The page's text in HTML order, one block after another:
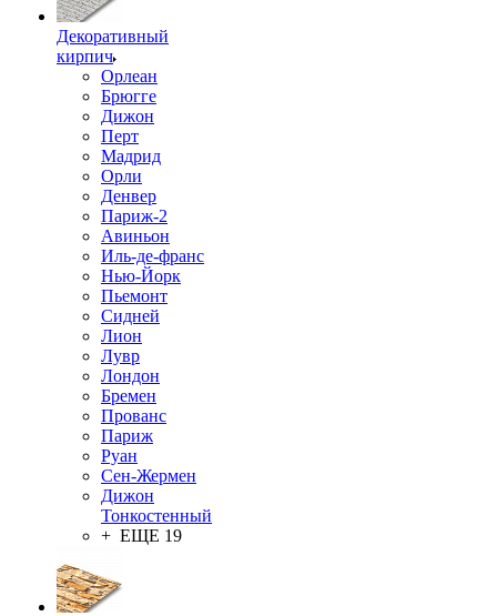
Декоративный
кирпич
Орлеан
Брюгге
Дижон
Перт
Мадрид
Орли
Денвер
Париж-2
Авиньон
Иль-де-франс
Нью-Йорк
Пьемонт
Сидней
Лион
Лувр
Лондон
Бремен
Прованс
Париж
Руан
Сен-Жермен
Дижон
Тонкостенный
+ ЕЩЕ 19